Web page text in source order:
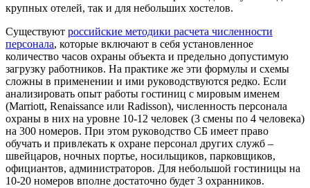
крупных отелей, так и для небольших хостелов.
Существуют российские методики расчета численности
персонала, которые включают в себя установленное
количество часов охраны объекта и предельно допустимую
загрузку работников. На практике же эти формулы и схемы
сложны в применении и ими руководствуются редко. Если
анализировать опыт работы гостиниц с мировым именем
(Marriott, Renaissance или Radisson), численность персонала
охраны в них на уровне 10-12 человек (3 смены по 4 человека)
на 300 номеров. При этом руководство СБ имеет право
обучать и привлекать к охране персонал других служб –
швейцаров, ночных портье, носильщиков, парковщиков,
официантов, администраторов. Для небольшой гостиницы на
10-20 номеров вполне достаточно будет 3 охранников.